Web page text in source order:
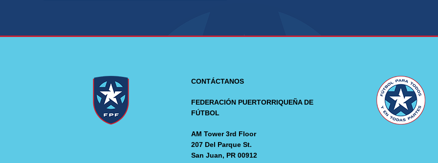
CONTÁCTANOS
FEDERACIÓN PUERTORRIQUEÑA DE
FÚTBOL
AM Tower 3rd Floor
207 Del Parque St.
San Juan, PR 00912